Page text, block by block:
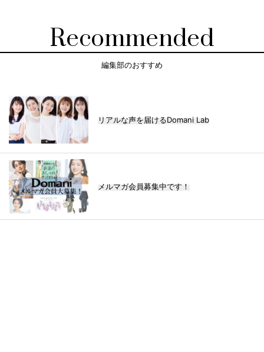
Recommended
編集部のおすすめ
リアルな声を届けるDomani Lab
メルマガ会員募集中です！